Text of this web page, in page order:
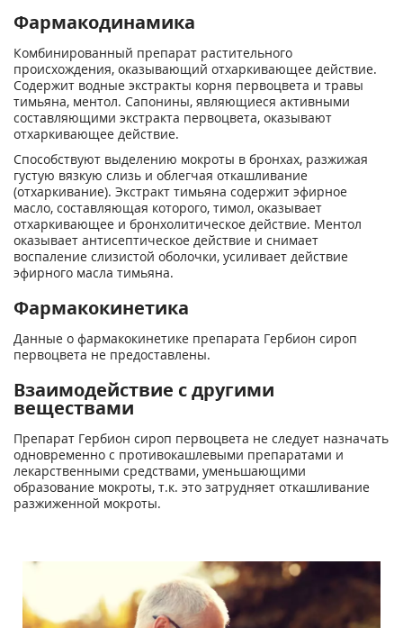
Фармакодинамика
Комбинированный препарат растительного
происхождения, оказывающий отхаркивающее действие.
Содержит водные экстракты корня первоцвета и травы
тимьяна, ментол. Сапонины, являющиеся активными
составляющими экстракта первоцвета, оказывают
отхаркивающее действие.
Способствуют выделению мокроты в бронхах, разжижая
густую вязкую слизь и облегчая откашливание
(отхаркивание). Экстракт тимьяна содержит эфирное
масло, составляющая которого, тимол, оказывает
отхаркивающее и бронхолитическое действие. Ментол
оказывает антисептическое действие и снимает
воспаление слизистой оболочки, усиливает действие
эфирного масла тимьяна.
Фармакокинетика
Данные о фармакокинетике препарата Гербион сироп
первоцвета не предоставлены.
Взаимодействие с другими
веществами
Препарат Гербион сироп первоцвета не следует назначать
одновременно с противокашлевыми препаратами и
лекарственными средствами, уменьшающими
образование мокроты, т.к. это затрудняет откашливание
разжиженной мокроты.